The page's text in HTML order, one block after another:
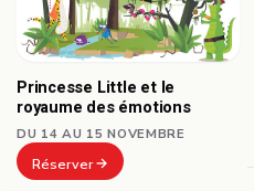
Princesse Little et le
royaume des émotions
DU 14 AU 15 NOVEMBRE
Réserver